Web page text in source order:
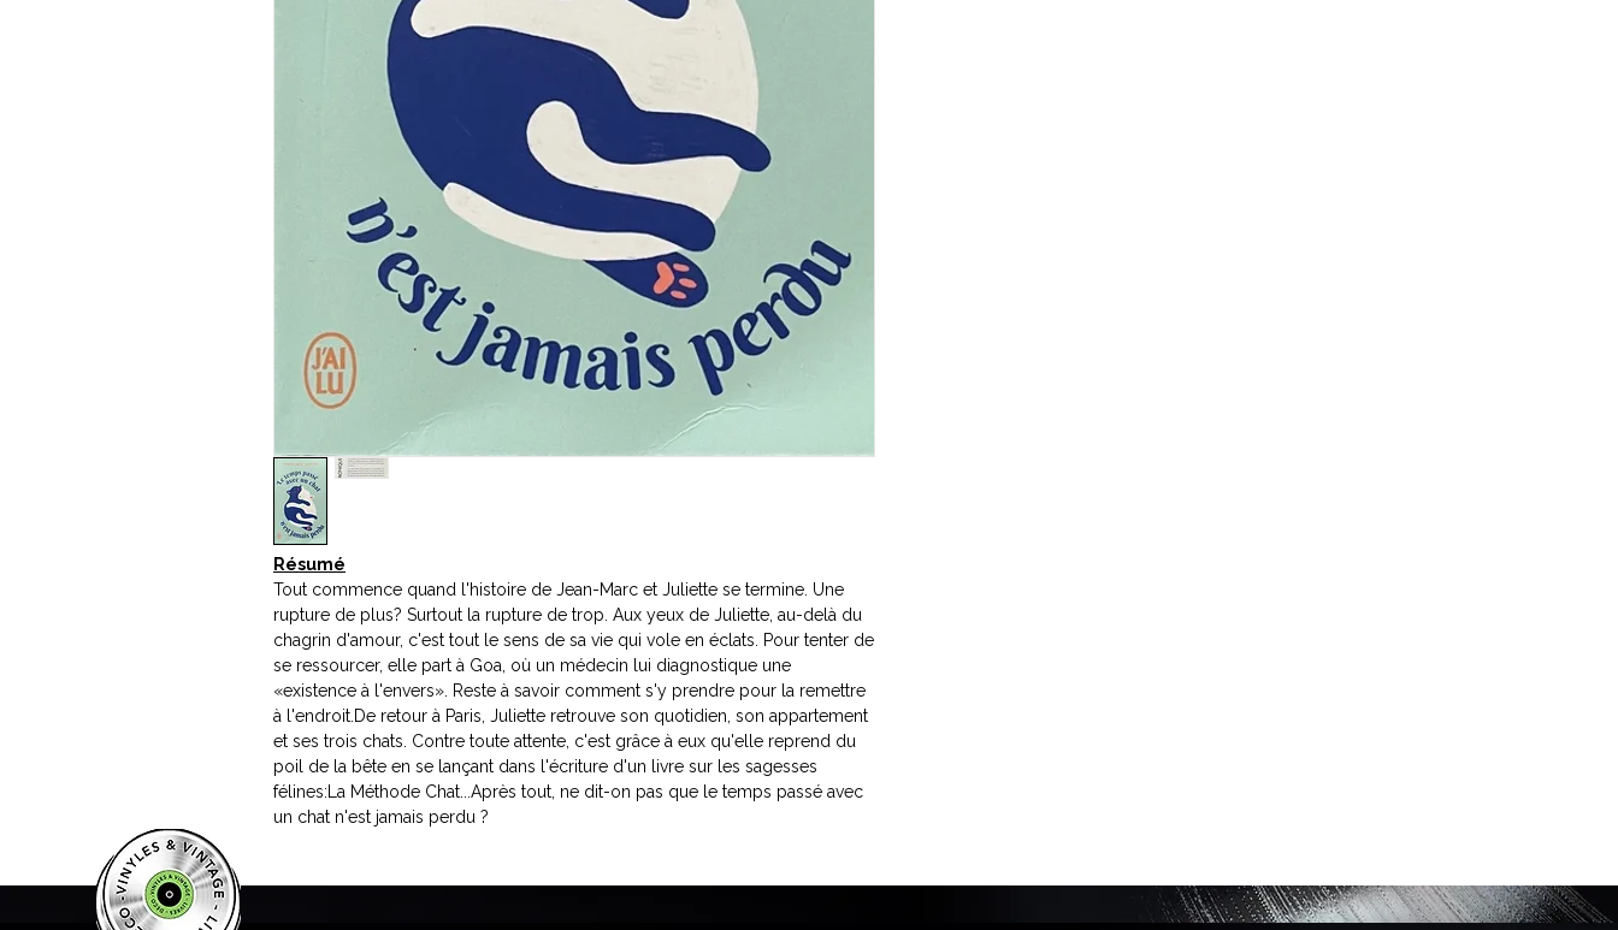
Résumé
Tout commence quand l'histoire de Jean-Marc et Juliette se termine. Une
rupture de plus? Surtout la rupture de trop. Aux yeux de Juliette, au-delà du
chagrin d'amour, c'est tout le sens de sa vie qui vole en éclats. Pour tenter de
se ressourcer, elle part à Goa, où un médecin lui diagnostique une
«existence à l'envers». Reste à savoir comment s'y prendre pour la remettre
à l'endroit.De retour à Paris, Juliette retrouve son quotidien, son appartement
et ses trois chats. Contre toute attente, c'est grâce à eux qu'elle reprend du
poil de la bête en se lançant dans l'écriture d'un livre sur les sagesses
félines:La Méthode Chat...Après tout, ne dit-on pas que le temps passé avec
un chat n'est jamais perdu ?